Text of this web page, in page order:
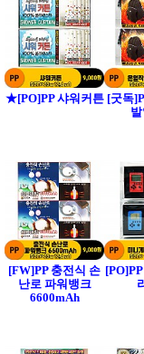
★[PO]PP 샤워커튼 [굿독
[FW]PP 충전식 손
난로 파워뱅크
6600mAh